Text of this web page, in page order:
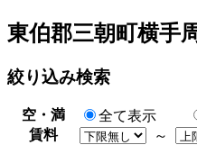
東伯郡三朝町横手
絞り込み検索
空・満 全て表示
賃料
～